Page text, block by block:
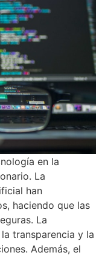
en la
La
han
haciendo que las
La
transparencia y la
Además, el